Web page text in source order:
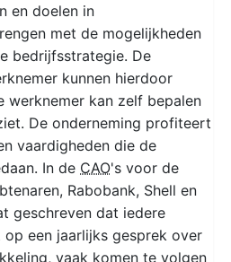
en doelen in
met de mogelijkheden
bedrijfsstrategie. De
kunnen hierdoor
werknemer kan zelf bepalen
De onderneming profiteert
vaardigheden die de
In de CAO's voor de
Rabobank, Shell en
geschreven dat iedere
een jaarlijks gesprek over
vaak komen te volgen